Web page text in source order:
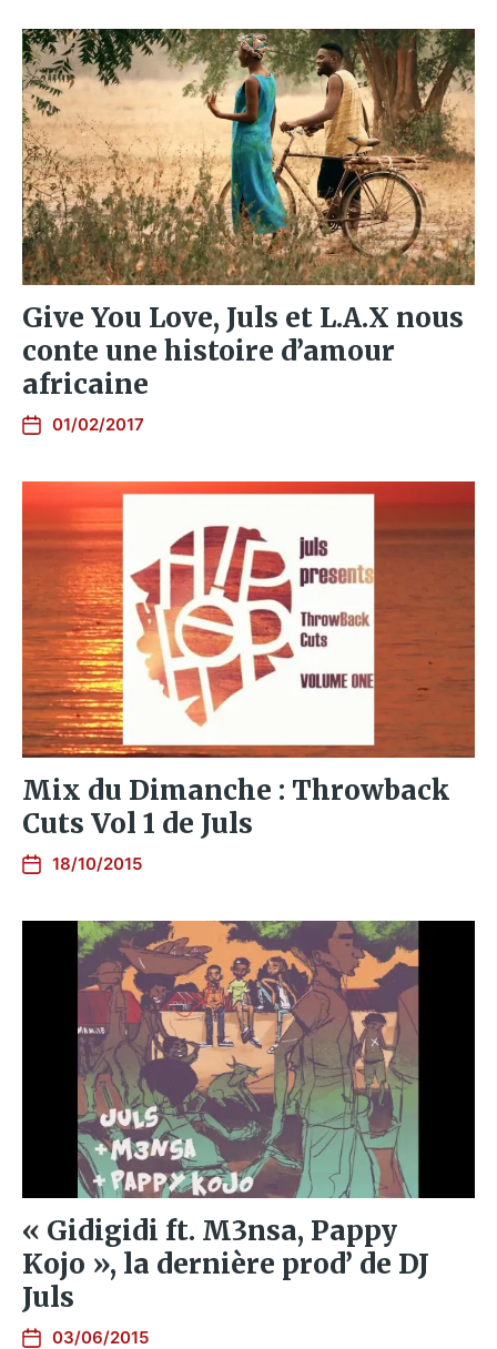
Give You Love, Juls et L.A.X nous
conte une histoire d’amour
africaine
01/02/2017
Mix du Dimanche : Throwback
Cuts Vol 1 de Juls
18/10/2015
« Gidigidi ft. M3nsa, Pappy
Kojo », la dernière prod’ de DJ
Juls
03/06/2015